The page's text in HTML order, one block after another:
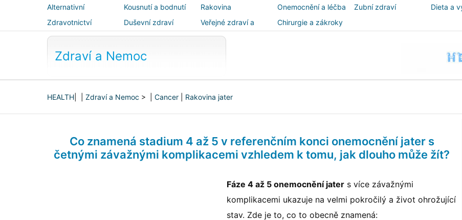
Alternativní
medicína
Kousnutí a bodnutí Rakovina Onemocnění a léčba Zubní zdraví Dieta a
Zdravotnictví
Duševní zdraví
Veřejné zdraví a
bezpečnost
Chirurgie a zákroky
Zdraví a Nemoc
HEALTH Zdraví a Nemoc > | Cancer Rakovina jater
Co znamená stadium 4 až 5 v referenčním konci onemocnění jater s
četnými závažnými komplikacemi vzhledem k tomu, jak dlouho může žít?
Fáze 4 až 5 onemocnění jater s více závažnými
komplikacemi ukazuje na velmi pokročilý a život ohrožující
stav. Zde je to, co to obecně znamená: